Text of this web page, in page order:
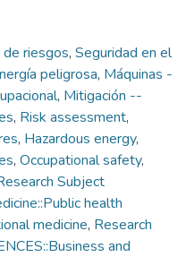
de riesgos, Seguridad en el
peligrosa, Máquinas -
, Mitigación --
, Risk assessment,
, Hazardous energy,
, Occupational safety,
Subject
health
medicine, Research
and